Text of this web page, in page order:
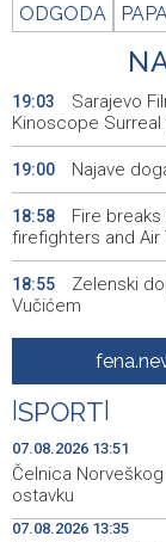
ODGODA
19:03
Sarajevo
Kinoscope
19:00 Najave
18:58
Fire
firefighters and
18:55
Zelenski
Vučićem
Second
third expected on
18:27
KCUS:
u savremeno
18:24
Vatrogasci
SPORT
07.08.2026 13:51
Čelnica
ostavku
07.08.2026 13:35